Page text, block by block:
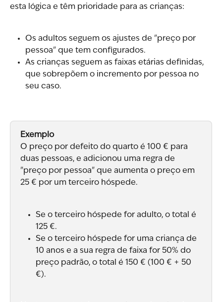
esta lógica e têm prioridade para as crianças:
Os adultos seguem os ajustes de "preço por
pessoa" que tem configurados.
As crianças seguem as faixas etárias definidas,
que sobrepõem o incremento por pessoa no
seu caso.
Exemplo
O preço por defeito do quarto é 100 € para
duas pessoas, e adicionou uma regra de
"preço por pessoa" que aumenta o preço em
25 € por um terceiro hóspede.
Se o terceiro hóspede for adulto, o total é
125 €.
Se o terceiro hóspede for uma criança de
10 anos e a sua regra de faixa for 50% do
preço padrão, o total é 150 € (100 € + 50
€).